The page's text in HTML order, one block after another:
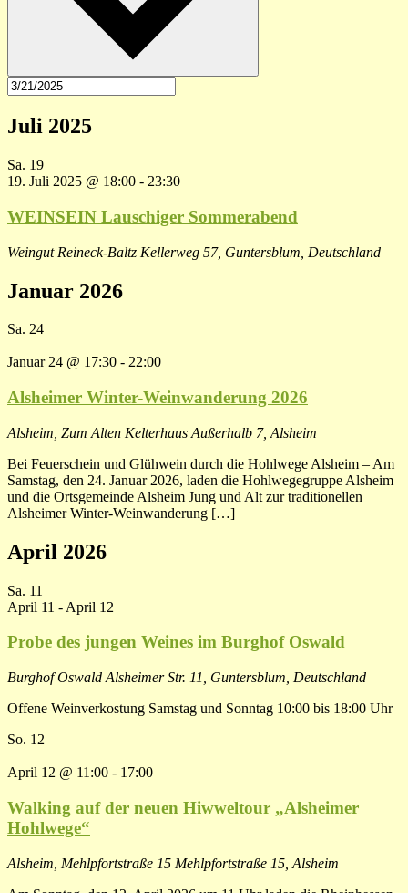
Juli 2025
Sa. 19
19. Juli 2025 @ 18:00 - 23:30
WEINSEIN Lauschiger Sommerabend
Weingut Reineck-Baltz Kellerweg 57, Guntersblum, Deutschland
Januar 2026
Sa. 24
Januar 24 @ 17:30 - 22:00
Alsheimer Winter-Weinwanderung 2026
Alsheim, Zum Alten Kelterhaus Außerhalb 7, Alsheim
Bei Feuerschein und Glühwein durch die Hohlwege Alsheim – Am
Samstag, den 24. Januar 2026, laden die Hohlwegegruppe Alsheim
und die Ortsgemeinde Alsheim Jung und Alt zur traditionellen
Alsheimer Winter-Weinwanderung […]
April 2026
Sa. 11
April 11 - April 12
Probe des jungen Weines im Burghof Oswald
Burghof Oswald Alsheimer Str. 11, Guntersblum, Deutschland
Offene Weinverkostung Samstag und Sonntag 10:00 bis 18:00 Uhr
So. 12
April 12 @ 11:00 - 17:00
Walking auf der neuen Hiwweltour „Alsheimer
Hohlwege“
Alsheim, Mehlpfortstraße 15 Mehlpfortstraße 15, Alsheim